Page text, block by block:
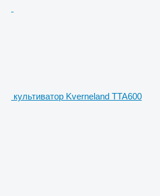
культиватор Kverneland TTA600